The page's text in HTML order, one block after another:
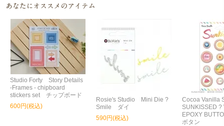
Studio Forty Story Details
-Frames - chipboard
stickers set チップボード
600円(税込)
Rosie's Studio Mini Die ?
Smile ダイ
590円(税込)
Cocoa
SUNKISSED ?
EPOXY
ボタン